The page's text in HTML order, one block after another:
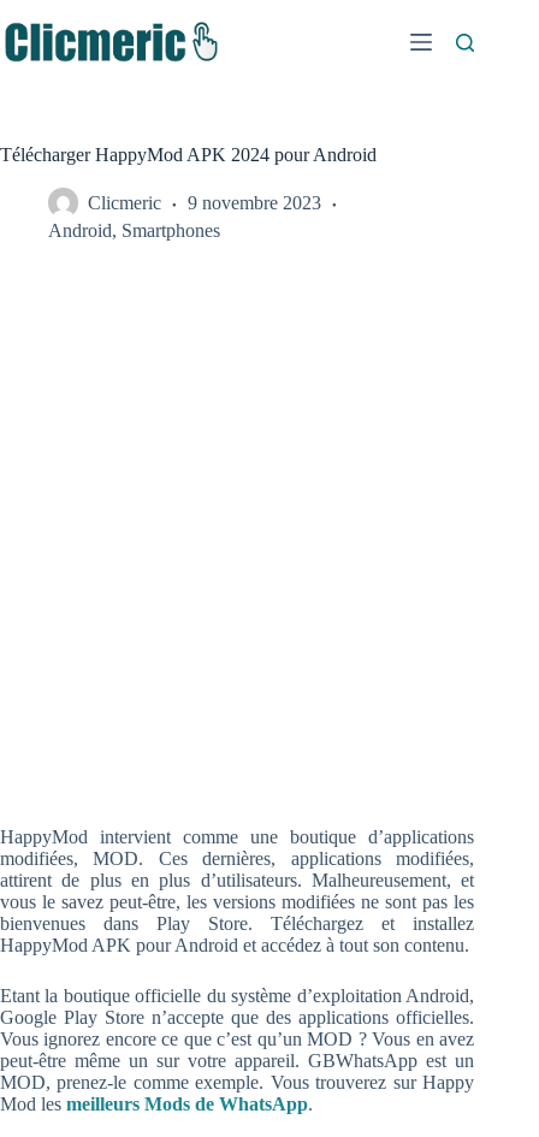
au
contenu
Télécharger HappyMod APK 2024 pour Android
Clicmeric
9 novembre 2023
Android, Smartphones
HappyMod intervient comme une boutique d’applications
modifiées, MOD. Ces dernières, applications modifiées,
attirent de plus en plus d’utilisateurs. Malheureusement, et
vous le savez peut-être, les versions modifiées ne sont pas les
bienvenues dans Play Store. Téléchargez et installez
HappyMod APK pour Android et accédez à tout son contenu.
Etant la boutique officielle du système d’exploitation Android,
Google Play Store n’accepte que des applications officielles.
Vous ignorez encore ce que c’est qu’un MOD ? Vous en avez
peut-être même un sur votre appareil. GBWhatsApp est un
MOD, prenez-le comme exemple. Vous trouverez sur Happy
Mod les meilleurs Mods de WhatsApp.